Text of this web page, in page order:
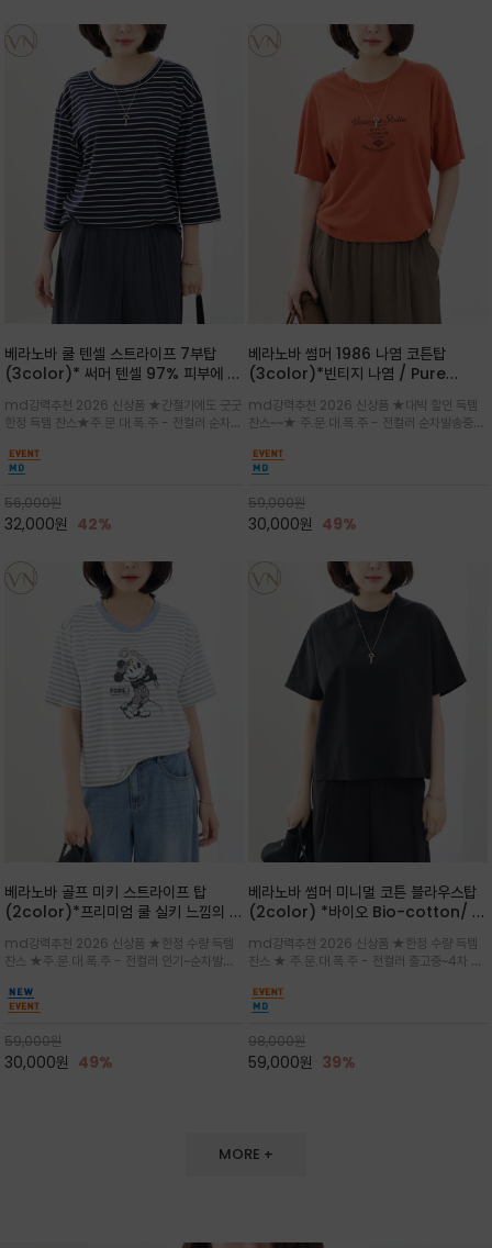
베라노바 쿨 텐셀 스트라이프 7부탑
(3color)* 써머 텐셀 97% 피부에 닿
소재
md강력추천 2026 신상품 ★간절기에도 굿굿
한정 득템 찬스★주.문.대.폭.주 - 전컬러 순차발
있는 드롭숄더와 7부 소매가 더해져 팔 라인을
자연스럽게 커버해주는 아이템/얇고 가벼운 터
치감으로 편안
56,000원
32,000원 42%
베라노바 썸머 1986 나염 코튼탑
(3color)*빈티지 나염 / Pure
어도 룩에 감도가 살아나는 베라노바 스
튜디오 티셔츠
md강력추천 2026 신상품 ★대박 할인 득템
찬스~~★ 주.문.대.폭.주 - 전컬러 순차발송중
유 있는 핏과 경쾌한 기장감이 자연스럽게 체형
을 커버/빈티지한 레터링 프린트가 은근한 포인
트가 되어 데님이나 린넨 팬츠와 감
59,000원
30,000원 49%
베라노바 골프 미키 스트라이프 탑
(2color)*프리미엄 쿨 실키 느낌의 폴
내 ★골프 미키티 포함 구매및 20만원
넘는 구매고객님께는 타이틀리스트 베라
노바 골프공 2피스 3구 증정(소진시 마
감)★
md강력추천 2026 신상품 ★한정 수량 득템
찬스 ★주.문.대.폭.주 - 전컬러 인기~순차발송
이프가 산뜻한 컬러감을 연출/안정감 있는 라운
드 넥라인과 여유있는 스탠다드 핏으로 여름내내
이쁘게 입으세요 ^^
59,000원
30,000원 49%
베라노바 썸머 미니멀 코튼 블라우스탑
(2color) *바이오 Bio-cotton/ 시
럼 편안하지만 블라우스처럼 단정한 무
드가 느껴지는 코튼 블라우스 탑
md강력추천 2026 신상품 ★한정 수량 득템
찬스 ★ 주.문.대.폭.주 - 전컬러 출고중~4차 리
볍게 퍼지는 박시한 실루엣과 크롭 기장이 하체
를 길어 보이게 해주며 와이드 팬츠와 셋업
98,000원
59,000원 39%
MORE +